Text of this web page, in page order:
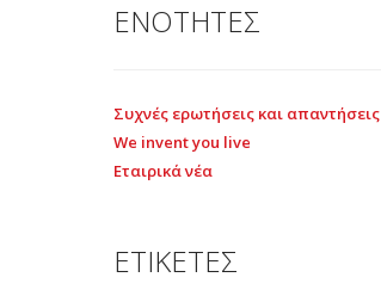
ΕΝΟΤΗΤΕΣ
Συχνές ερωτήσεις και απαντήσεις
We invent you live
Εταιρικά νέα
ΕΤΙΚΕΤΕΣ